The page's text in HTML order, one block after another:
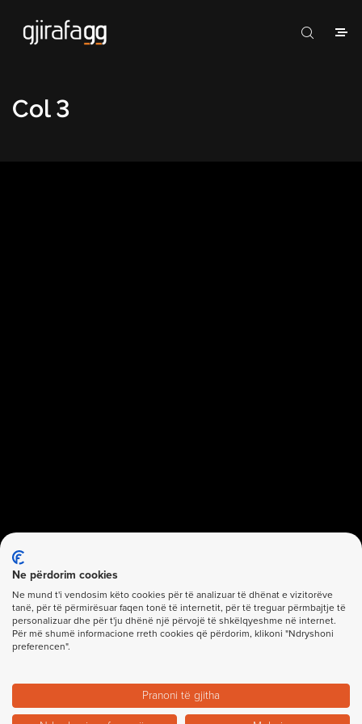
Col 3
Ne përdorim cookies
Ne mund t'i vendosim këto cookies për të analizuar të dhënat e vizitorëve
tanë, për të përmirësuar faqen tonë të internetit, për të treguar përmbajtje të
personalizuar dhe për t'ju dhënë një përvojë të shkëlqyeshme në internet.
Për më shumë informacione rreth cookies që përdorim, klikoni "Ndryshoni
preferencen".
Pranoni të gjitha